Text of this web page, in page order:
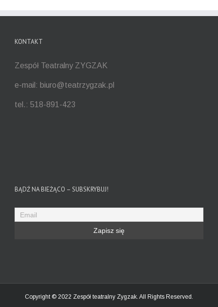
KONTAKT
Zespół Teatralny ZYGZAK
e-mail: biuro@teatrzygzak.pl
tel.: 518-891-423
BĄDŹ NA BIEŻĄCO – SUBSKRYBUJ!
Copyright © 2022 Zespół teatralny Zygzak. All Rights Reserved.